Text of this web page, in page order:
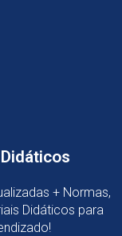
+ Normas,
Didáticos para